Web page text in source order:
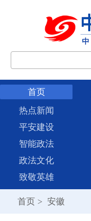
首页
热点新闻
平安建设
智能政法
政法文化
致敬英雄
首页 > 安徽